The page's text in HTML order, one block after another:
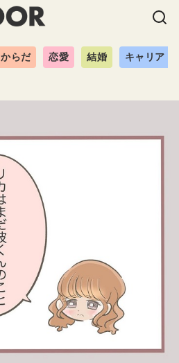
からだ 恋愛 結婚 キャリア